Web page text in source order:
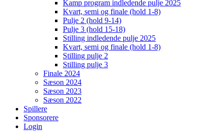
Kamp program indledende pulje 2025
Kvart, semi og finale (hold 1-8)
Pulje 2 (hold 9-14)
Pulje 3 (hold 15-18)
Stilling indledende pulje 2025
Kvart, semi og finale (hold 1-8)
Stilling pulje 2
Stilling pulje 3
Finale 2024
Sæson 2024
Sæson 2023
Sæson 2022
Spillere
Sponsorere
Login